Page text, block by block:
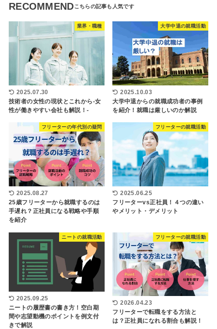
RECOMMEND
業界・職種
2025.07.30
技術者の女性の現状とこれから-女
性が働きやすい会社も解説！-
大学中退の就職活動
2025.10.03
大学中退からの就職成功者の事例
を紹介！就職は厳しいのか解説
フリーターの年代別の疑問
2025.08.27
25歳フリーターから就職するのは
手遅れ？正社員になる戦略や手順
を紹介
フリーターの就職活動
2025.06.25
フリーターvs正社員！４つの違い
やメリット・デメリット
ニートの就職活動
2025.09.25
ニートの履歴書の書き方！空白期
間や志望動機のポイントを例文付
きで解説
フリーターの就職活動
2026.04.23
フリーターで転職をする方法と
は？正社員になれる割合も解説！